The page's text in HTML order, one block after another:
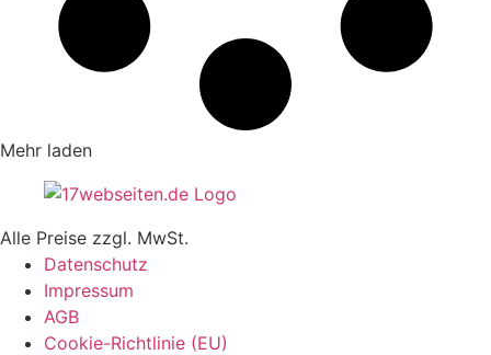
Mehr laden
Alle Preise zzgl. MwSt.
Datenschutz
Impressum
AGB
Cookie-Richtlinie (EU)